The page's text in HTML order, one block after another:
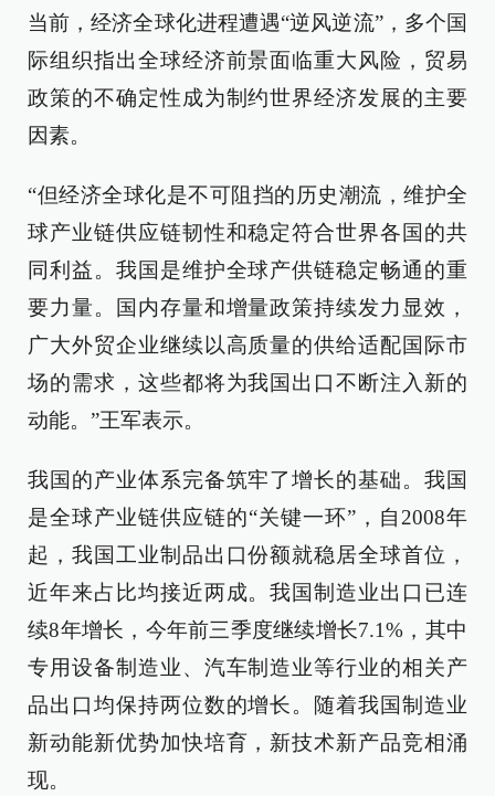
当前，经济全球化进程遭遇“逆风逆流”，多个国
际组织指出全球经济前景面临重大风险，贸易
政策的不确定性成为制约世界经济发展的主要
因素。
“但经济全球化是不可阻挡的历史潮流，维护全
球产业链供应链韧性和稳定符合世界各国的共
同利益。我国是维护全球产供链稳定畅通的重
要力量。国内存量和增量政策持续发力显效，
广大外贸企业继续以高质量的供给适配国际市
场的需求，这些都将为我国出口不断注入新的
动能。”王军表示。
我国的产业体系完备筑牢了增长的基础。我国
是全球产业链供应链的“关键一环”，自2008年
起，我国工业制品出口份额就稳居全球首位，
近年来占比均接近两成。我国制造业出口已连
续8年增长，今年前三季度继续增长7.1%，其中
专用设备制造业、汽车制造业等行业的相关产
品出口均保持两位数的增长。随着我国制造业
新动能新优势加快培育，新技术新产品竞相涌
现。